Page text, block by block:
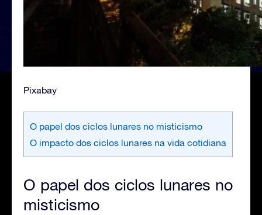
Pixabay
O papel dos ciclos lunares no misticismo
O impacto dos ciclos lunares na vida cotidiana
O papel dos ciclos lunares no
misticismo